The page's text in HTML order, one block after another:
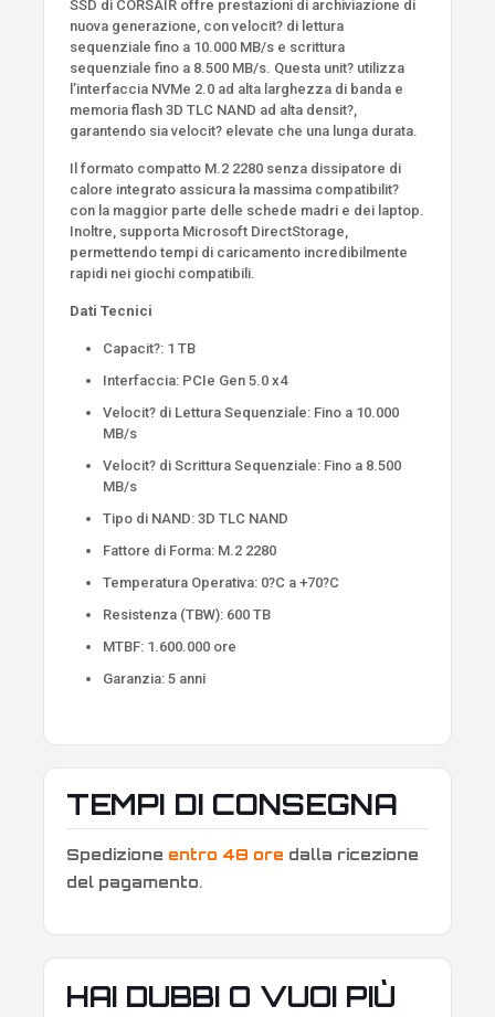
SSD di CORSAIR offre prestazioni di archiviazione di
nuova generazione, con velocit? di lettura
sequenziale fino a 10.000 MB/s e scrittura
sequenziale fino a 8.500 MB/s. Questa unit? utilizza
l’interfaccia NVMe 2.0 ad alta larghezza di banda e
memoria flash 3D TLC NAND ad alta densit?,
garantendo sia velocit? elevate che una lunga durata.
Il formato compatto M.2 2280 senza dissipatore di
calore integrato assicura la massima compatibilit?
con la maggior parte delle schede madri e dei laptop.
Inoltre, supporta Microsoft DirectStorage,
permettendo tempi di caricamento incredibilmente
rapidi nei giochi compatibili.
Dati Tecnici
Capacit?: 1 TB
Interfaccia: PCIe Gen 5.0 x4
Velocit? di Lettura Sequenziale: Fino a 10.000
MB/s
Velocit? di Scrittura Sequenziale: Fino a 8.500
MB/s
Tipo di NAND: 3D TLC NAND
Fattore di Forma: M.2 2280
Temperatura Operativa: 0?C a +70?C
Resistenza (TBW): 600 TB
MTBF: 1.600.000 ore
Garanzia: 5 anni
TEMPI DI CONSEGNA
Spedizione entro 48 ore dalla ricezione
del pagamento.
HAI DUBBI O VUOI PIÙ